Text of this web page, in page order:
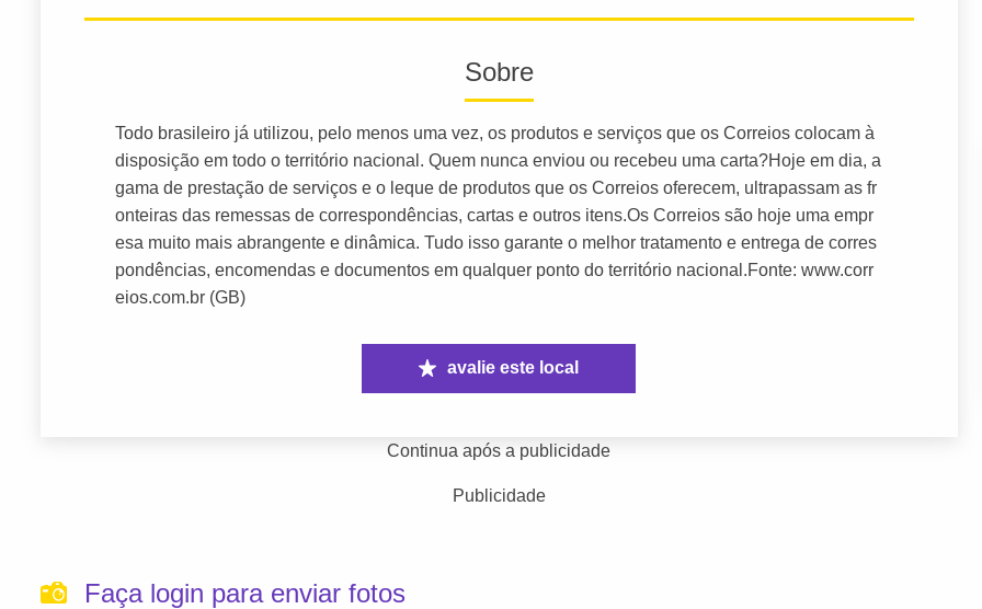
Sobre
Todo brasileiro já utilizou, pelo menos uma vez, os produtos e serviços que os Correios colocam à
disposição em todo o território nacional. Quem nunca enviou ou recebeu uma carta?Hoje em dia, a
gama de prestação de serviços e o leque de produtos que os Correios oferecem, ultrapassam as fr
onteiras das remessas de correspondências, cartas e outros itens.Os Correios são hoje uma empr
esa muito mais abrangente e dinâmica. Tudo isso garante o melhor tratamento e entrega de corres
pondências, encomendas e documentos em qualquer ponto do território nacional.Fonte: www.corr
eios.com.br (GB)
avalie este local
Continua após a publicidade
Publicidade
Faça login para enviar fotos